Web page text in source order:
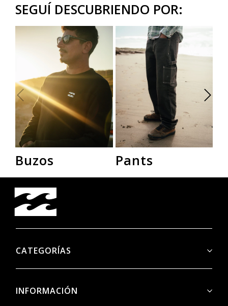
SEGUÍ DESCUBRIENDO POR:
Buzos Pants
CATEGORÍAS
INFORMACIÓN